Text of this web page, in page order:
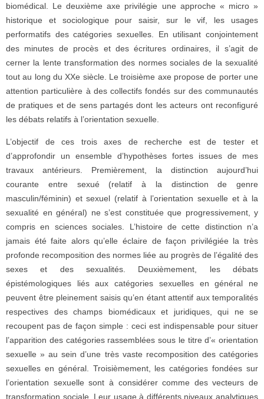
biomédical. Le deuxième axe privilégie une approche « micro »
historique et sociologique pour saisir, sur le vif, les usages
performatifs des catégories sexuelles. En utilisant conjointement
des minutes de procès et des écritures ordinaires, il s’agit de
cerner la lente transformation des normes sociales de la sexualité
tout au long du XXe siècle. Le troisième axe propose de porter une
attention particulière à des collectifs fondés sur des communautés
de pratiques et de sens partagés dont les acteurs ont reconfiguré
les débats relatifs à l’orientation sexuelle.
L’objectif de ces trois axes de recherche est de tester et
d’approfondir un ensemble d’hypothèses fortes issues de mes
travaux antérieurs. Premièrement, la distinction aujourd’hui
courante entre sexué (relatif à la distinction de genre
masculin/féminin) et sexuel (relatif à l’orientation sexuelle et à la
sexualité en général) ne s’est constituée que progressivement, y
compris en sciences sociales. L’histoire de cette distinction n’a
jamais été faite alors qu’elle éclaire de façon privilégiée la très
profonde recomposition des normes liée au progrès de l’égalité des
sexes et des sexualités. Deuxièmement, les débats
épistémologiques liés aux catégories sexuelles en général ne
peuvent être pleinement saisis qu’en étant attentif aux temporalités
respectives des champs biomédicaux et juridiques, qui ne se
recoupent pas de façon simple : ceci est indispensable pour situer
l’apparition des catégories rassemblées sous le titre d’« orientation
sexuelle » au sein d’une très vaste recomposition des catégories
sexuelles en général. Troisièmement, les catégories fondées sur
l’orientation sexuelle sont à considérer comme des vecteurs de
transformation sociale. Leur usage à différents niveaux analytiques